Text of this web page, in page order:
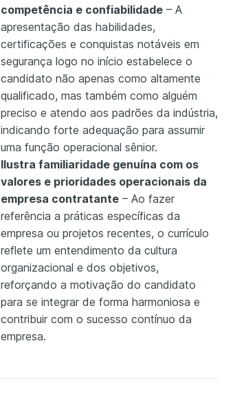
competência e confiabilidade – A
apresentação das habilidades,
certificações e conquistas notáveis em
segurança logo no início estabelece o
candidato não apenas como altamente
qualificado, mas também como alguém
preciso e atendo aos padrões da indústria,
indicando forte adequação para assumir
uma função operacional sênior.
Ilustra familiaridade genuína com os
valores e prioridades operacionais da
empresa contratante – Ao fazer
referência a práticas específicas da
empresa ou projetos recentes, o currículo
reflete um entendimento da cultura
organizacional e dos objetivos,
reforçando a motivação do candidato
para se integrar de forma harmoniosa e
contribuir com o sucesso contínuo da
empresa.